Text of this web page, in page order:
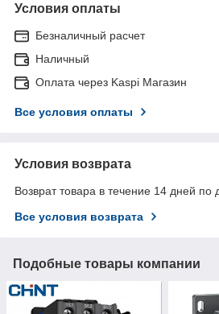
Условия оплаты
Безналичный расчет
Наличный
Оплата через Kaspi Магазин
Все условия оплаты
Условия возврата
Возврат товара в течение 14 дней по
Все условия возврата
Подобные товары компании